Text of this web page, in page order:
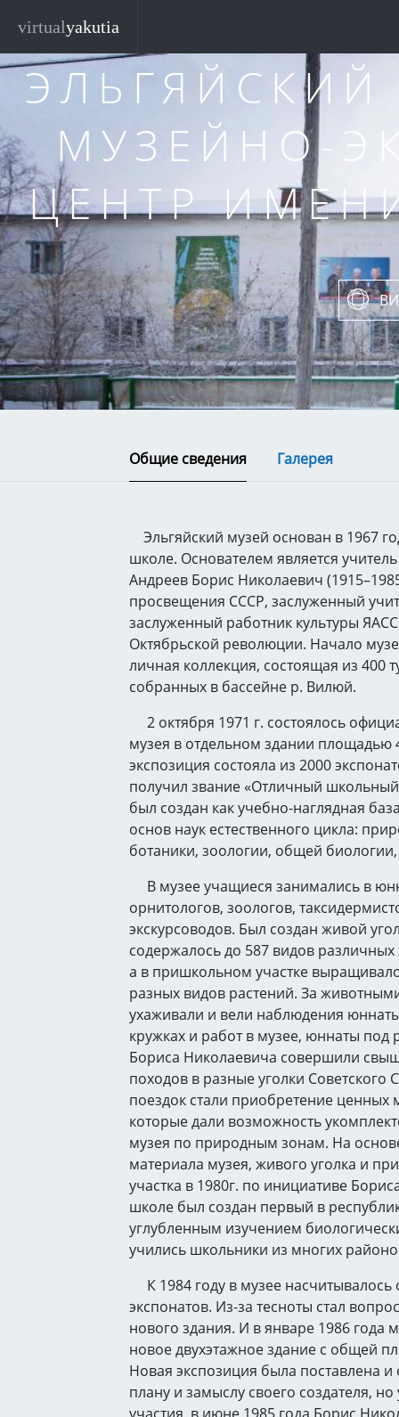
virtualyakutia
МУЗЕЙНО-
ЦЕНТР
Общие сведения Галерея
Эльгяйский музей основан в 1967
школе. Основателем является
Андреев Борис Николаевич
просвещения СССР, заслуженный
заслуженный работник культуры
Октябрьской революции. Начало
личная коллекция, состоящая из 400
собранных в бассейне р. Вилюй.
2 октября 1971 г. состоялось
музея в отдельном здании площадью
экспозиция состояла из 2000
получил звание «Отличный
был создан как учебно-наглядная
основ наук естественного цикла:
ботаники, зоологии, общей
В музее учащиеся занимались в
орнитологов, зоологов,
экскурсоводов. Был создан живой
содержалось до 587 видов
а в пришкольном участке
разных видов растений. За
ухаживали и вели наблюдения
кружках и работ в музее, юннаты под
Бориса Николаевича совершили
походов в разные уголки Советского
поездок стали приобретение ценных
которые дали возможность
музея по природным зонам. На
материала музея, живого уголка и
участка в 1980г. по инициативе
школе был создан первый в
углубленным изучением
учились школьники из многих
К 1984 году в музее насчитывалось
экспонатов. Из-за тесноты стал
нового здания. И в январе 1986 года
новое двухэтажное здание с общей
Новая экспозиция была поставлена
плану и замыслу своего создателя, но